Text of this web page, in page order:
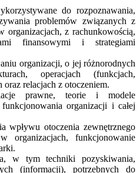
do rozpoznawania,
problemów związanych z
organizacjach, z rachunkowością,
finansowymi i strategiami
organizacji, o jej różnorodnych
operacjach (funkcjach,
relacjach z otoczeniem.
prawne, teorie i modele
organizacji i całej
wpływu otoczenia zewnętrznego
organizacjach, funkcjonowanie
w tym techniki pozyskiwania,
(informacji), potrzebnych do